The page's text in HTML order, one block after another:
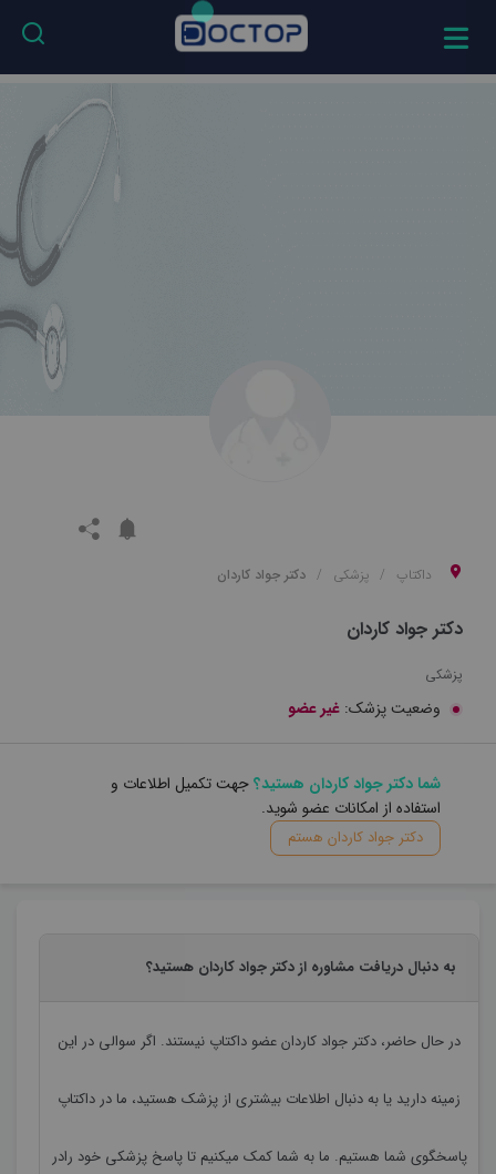
داکتاپ پزشکی دکتر جواد کاردان
دکتر جواد کاردان
پزشکی
وضعیت پزشک: غیر عضو
شما دکتر جواد کاردان هستید؟جهت تکمیل اطلاعات و
استفاده از امکانات عضو شوید.
دکتر جواد کاردان هستم
به دنبال دریافت مشاوره از دکتر جواد کاردان هستید؟
در حال حاضر،دکتر جواد کاردانعضو داکتاپ نیستند. اگر سوالی در این
زمینه دارید یا به دنبال اطلاعات بیشتری از پزشک هستید، ما در داکتاپ
پاسخگوی شما هستیم. ما به شما کمک میکنیم تا پاسخ پزشکی خود رادر